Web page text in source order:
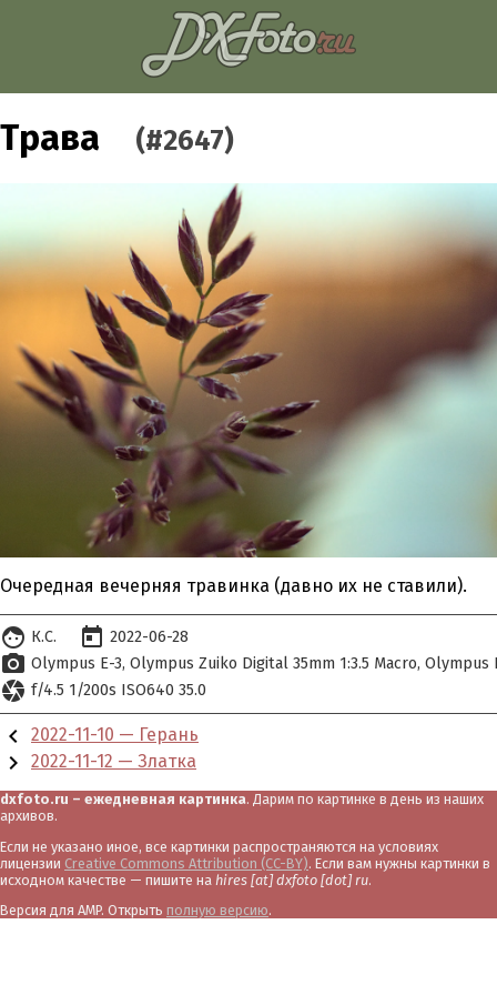
Трава (#2647)
Очередная вечерняя травинка (давно их не ставили).
face К.С. today 2022-06-28
photo_camera Olympus E-3 Olympus Zuiko Digital 35mm 1:3.5 Macro Olympus
camera f/4.5 1/200s ISO640 35.0
chevron_left 2022-11-10 — Герань
chevron_right 2022-11-12 — Златка
dxfoto.ru – ежедневная картинка. Дарим по картинке в день из наших
архивов.
Если не указано иное, все картинки распространяются на условиях
лицензии Creative Commons Attribution (CC-BY). Если вам нужны картинки в
исходном качестве — пишите на hires [at] dxfoto [dot] ru.
Версия для AMP. Открыть полную версию.